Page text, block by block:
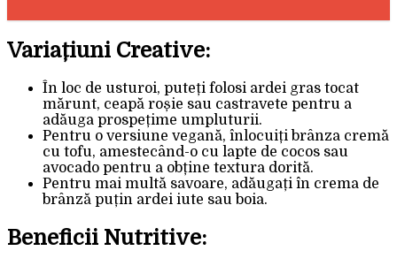
Variațiuni Creative:
În loc de usturoi, puteți folosi ardei gras tocat
mărunt, ceapă roșie sau castravete pentru a
adăuga prospețime umpluturii.
Pentru o versiune vegană, înlocuiți brânza cremă
cu tofu, amestecând-o cu lapte de cocos sau
avocado pentru a obține textura dorită.
Pentru mai multă savoare, adăugați în crema de
brânză puțin ardei iute sau boia.
Beneficii Nutritive: